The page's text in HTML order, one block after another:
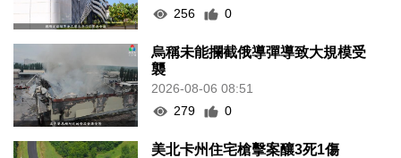
256
0
烏稱未能攔截俄導彈導致大規模受
襲
2026-08-06 08:51
279
0
美北卡州住宅槍擊案釀3死1傷